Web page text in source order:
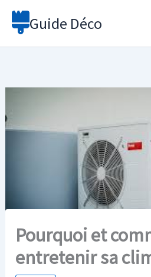
Aller
Guide Déco
Pourquoi et
entretenir sa